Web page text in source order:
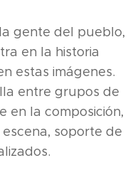
gente del pueblo,
en la historia
estas imágenes.
entre grupos de
en la composición,
soporte de